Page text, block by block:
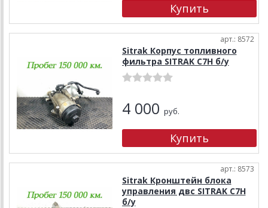
арт.: 8572
Sitrak Корпус топливного
фильтра SITRAK C7H б/у
4 000 руб.
арт.: 8573
Sitrak Кронштейн блока
управления двс SITRAK C7H
б/у